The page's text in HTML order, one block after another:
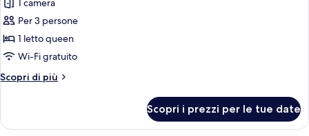
per
Suite
Presidenziale,
1
camera
da
Per 3 persone
1 letto queen
Wi-Fi gratuito
Scopri di più
Altri
Presidenziale,
Scopri i prezzi per le tue date